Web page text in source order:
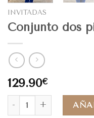
INVITADAS
Conjunto dos
129.90€